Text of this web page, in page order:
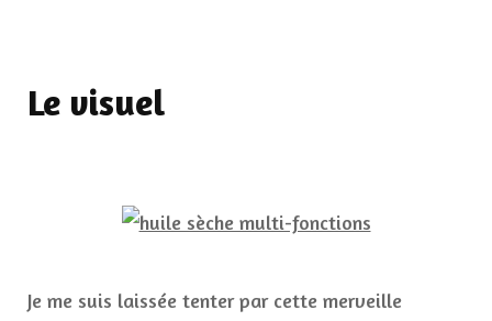
Le visuel
Je me suis laissée tenter par cette merveille